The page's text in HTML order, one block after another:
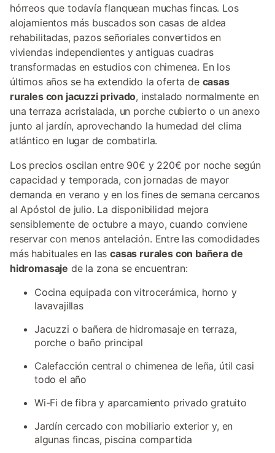
hórreos que todavía flanquean muchas fincas. Los
alojamientos más buscados son casas de aldea
rehabilitadas, pazos señoriales convertidos en
viviendas independientes y antiguas cuadras
transformadas en estudios con chimenea. En los
últimos años se ha extendido la oferta de casas
rurales con jacuzzi privado, instalado normalmente en
una terraza acristalada, un porche cubierto o un anexo
junto al jardín, aprovechando la humedad del clima
atlántico en lugar de combatirla.
Los precios oscilan entre 90€ y 220€ por noche según
capacidad y temporada, con jornadas de mayor
demanda en verano y en los fines de semana cercanos
al Apóstol de julio. La disponibilidad mejora
sensiblemente de octubre a mayo, cuando conviene
reservar con menos antelación. Entre las comodidades
más habituales en lascasas rurales con bañera de
hidromasaje de la zona se encuentran:
Cocina equipada con vitrocerámica, horno y
lavavajillas
Jacuzzi o bañera de hidromasaje en terraza,
porche o baño principal
Calefacción central o chimenea de leña, útil casi
todo el año
Wi-Fi de fibra y aparcamiento privado gratuito
Jardín cercado con mobiliario exterior y, en
algunas fincas, piscina compartida